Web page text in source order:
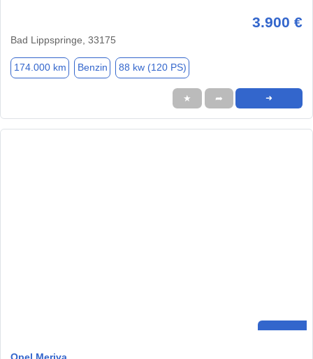
3.900 €
Bad Lippspringe, 33175
174.000 km Benzin 88 kw (120 PS)
★ ➦ ➜